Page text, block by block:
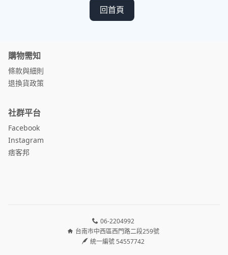
回首頁
購物需知
條款與細則
退換貨政策
社群平台
Facebook
Instagram
痞客邦
06-2204992
台南市中西區西門路二段259號
統一編號 54557742